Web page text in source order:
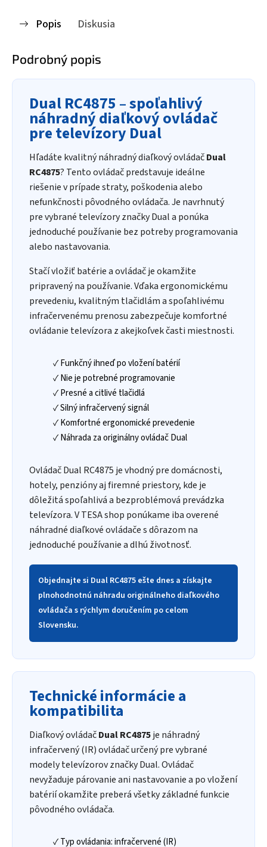
Popis Diskusia
Podrobný popis
Dual RC4875 – spoľahlivý
náhradný diaľkový ovládač
pre televízory Dual
Hľadáte kvalitný náhradný diaľkový ovládačDual
RC4875? Tento ovládač predstavuje ideálne
riešenie v prípade straty, poškodenia alebo
nefunkčnosti pôvodného ovládača. Je navrhnutý
pre vybrané televízory značky Dual a ponúka
jednoduché používanie bez potreby programovania
alebo nastavovania.
Stačí vložiť batérie a ovládač je okamžite
pripravený na používanie. Vďaka ergonomickému
prevedeniu, kvalitným tlačidlám a spoľahlivému
infračervenému prenosu zabezpečuje komfortné
ovládanie televízora z akejkoľvek časti miestnosti.
✓ Funkčný ihneď po vložení batérií
✓ Nie je potrebné programovanie
✓ Presné a citlivé tlačidlá
✓ Silný infračervený signál
✓ Komfortné ergonomické prevedenie
✓ Náhrada za originálny ovládač Dual
Ovládač Dual RC4875 je vhodný pre domácnosti,
hotely, penzióny aj firemné priestory, kde je
dôležitá spoľahlivá a bezproblémová prevádzka
televízora. V TESA shop ponúkame iba overené
náhradné diaľkové ovládače s dôrazom na
jednoduché používanie a dlhú životnosť.
Objednajte si Dual RC4875 ešte dnes a získajte
plnohodnotnú náhradu originálneho diaľkového
ovládača s rýchlym doručením po celom
Slovensku.
Technické informácie a
kompatibilita
Diaľkový ovládačDual RC4875je náhradný
infračervený (IR) ovládač určený pre vybrané
modely televízorov značky Dual. Ovládač
nevyžaduje párovanie ani nastavovanie a po vložení
batérií okamžite preberá všetky základné funkcie
pôvodného ovládača.
✓ Typ ovládania: infračervené (IR)